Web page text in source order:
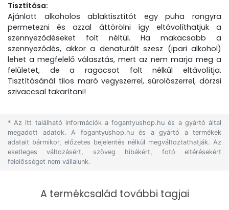
Tisztítása:
Ajánlott alkoholos ablaktisztítót egy puha rongyra
permetezni és azzal áttörölni így eltávolíthatjuk a
szennyeződéseket folt néltül. Ha makacsabb a
szennyeződés, akkor a denaturált szesz (ipari alkohol)
lehet a megfelelő választás, mert az nem marja meg a
felületet, de a ragacsot folt nélkül eltávolítja.
Tisztításánál tilos maró vegyszerrel, súrolószerrel, dörzsi
szivaccsal takarítani!
* Az itt található információk a fogantyushop.hu és a gyártó által
megadott adatok. A fogantyushop.hu és a gyártó a termékek
adatait bármikor, előzetes bejelentés nélkül megváltoztathatják. Az
esetleges változásért, szöveg hibákért, fotó eltérésekért
felelősséget nem vállalunk.
A termékcsalád további tagjai